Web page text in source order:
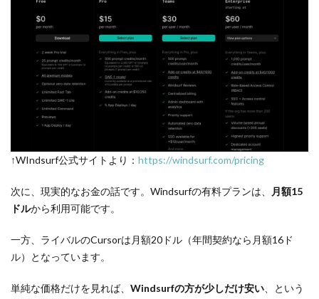
↑WIndsurf公式サイトより： https://windsurf.com/pricing
次に、現実的なお金の話です。Windsurfの有料プランは、
月額15
ドルから利用可能です。
一方、ライバルのCursorは月額20ドル（年間契約なら月額16ド
ル）となっています。
単純な価格だけを見れば、 Windsurfの方が少しだけ安い 、という